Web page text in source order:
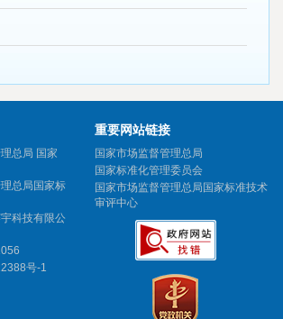
总局 国家
总局国家标
科技有限公
号-1
重要网站链接
国家市场监督管理总局
国家标准化管理委员会
国家市场监督管理总局国家标准技术
审评中心